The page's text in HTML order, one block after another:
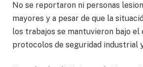
No se reportaron ni personas
mayores y a pesar de que la
los trabajos se mantuvieron bajo el
protocolos de seguridad industrial